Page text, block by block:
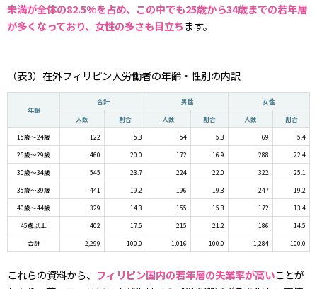
未満が全体の82.5%を占め、この中でも25歳から34歳までの若年層
が多くなっており、女性の多さも目立ちます。
（表3）在外フィリピン人労働者の年齢・性別の内訳
年齢
合計 男性 女性
人数 割合 人数 割合 人数 割合
15歳～24歳 122 5.3 54 5.3 69 5.4
25歳～29歳 460 20.0 172 16.9 288 22.4
30歳～34歳 545 23.7 224 22.0 322 25.1
35歳～39歳 441 19.2 196 19.3 247 19.2
40歳～44歳 329 14.3 155 15.3 172 13.4
45歳以上 402 17.5 215 21.2 186 14.5
合計 2,299 100.0 1,016 100.0 1,284 100.0
これらの資料から、 フィリピン国内の若年層の失業率が高いことが